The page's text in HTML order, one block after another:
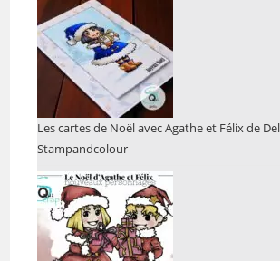
Les cartes de Noël avec Agathe et Félix de
Stampandcolour